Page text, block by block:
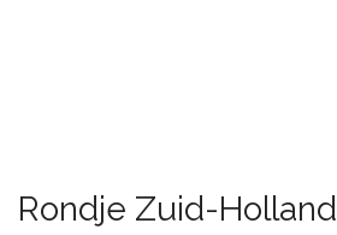
Rondje Zuid-Holland